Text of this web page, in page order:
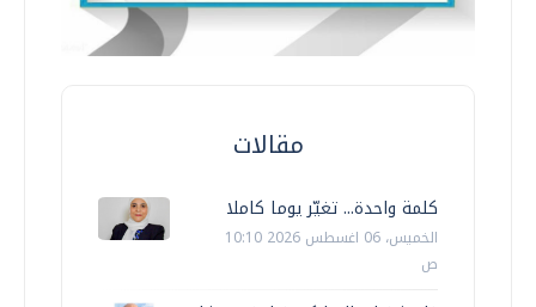
مقالات
كلمة واحدة... تغيّر يوما كاملا
الخميس، 06 اغسطس 2026 10:10
ص